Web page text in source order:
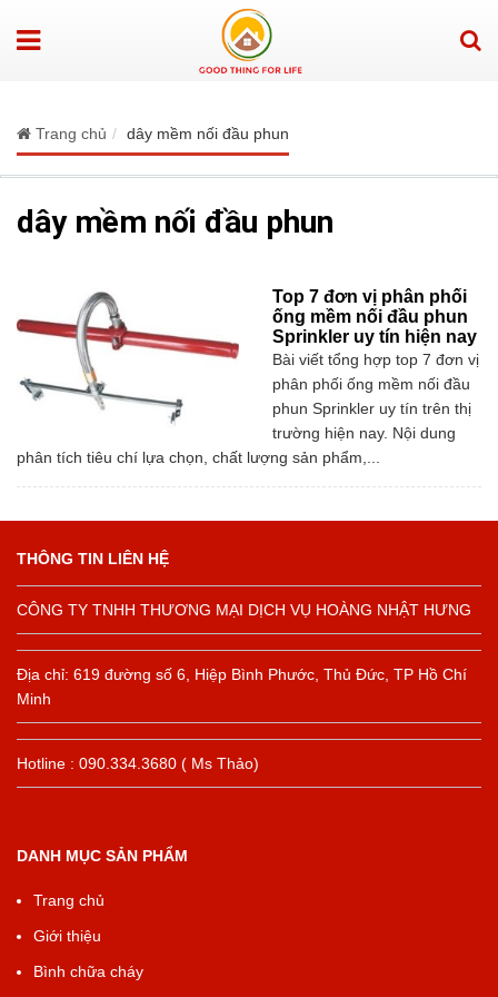
Trang chủ dây mềm nối đầu phun
dây mềm nối đầu phun
Top 7 đơn vị phân phối
ống mềm nối đầu phun
Sprinkler uy tín hiện nay
Bài viết tổng hợp top 7 đơn vị
phân phối ống mềm nối đầu
phun Sprinkler uy tín trên thị
trường hiện nay. Nội dung
phân tích tiêu chí lựa chọn, chất lượng sản phẩm,...
THÔNG TIN LIÊN HỆ
CÔNG TY TNHH THƯƠNG MẠI DỊCH VỤ HOÀNG NHẬT HƯNG
Địa chỉ: 619 đường số 6, Hiệp Bình Phước, Thủ Đức, TP Hồ Chí
Minh
Hotline : 090.334.3680 ( Ms Thảo)
DANH MỤC SẢN PHẨM
Trang chủ
Giới thiệu
Bình chữa cháy